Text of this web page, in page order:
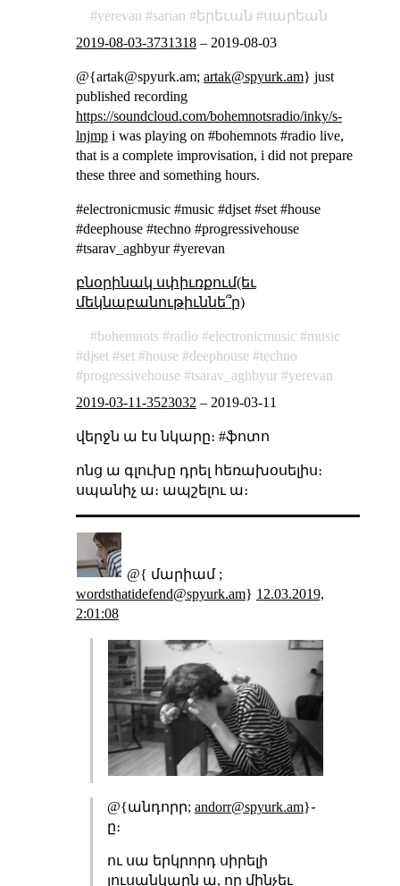
yerevan sarian երեւան
սարեան
2019-08-03-3731318– 2019-08-03
@{artak@spyurk.am; artak@spyurk.am} just
published recording
https://soundcloud.com/bohemnotsradio/inky/s-
lnjmpi was playing on #bohemnots #radio live,
that is a complete improvisation, i did not prepare
these three and something hours.
#electronicmusic #music #djset #set #house
#deephouse #techno #progressivehouse
#tsarav_aghbyur #yerevan
բնօրինակ սփիւռքում(եւ
մեկնաբանութիւննե՞ր)
bohemnots radio electronicmusic
music
djset
set house deephouse
techno
progressivehouse
tsarav_aghbyur
yerevan
2019-03-11-3523032 – 2019-03-11
վերջն ա էս նկարը։ #ֆոտո
ոնց ա գլուխը դրել հեռախօսելիս։
սպանիչ ա։ ապշելու ա։
@{ մարիամ ;
wordsthatidefend@spyurk.am} 12.03.2019,
2:01:08
@{անդորր; andorr@spyurk.am}֊
ը։
ու սա երկրորդ սիրելի
լուսանկարն ա, որ մինչեւ